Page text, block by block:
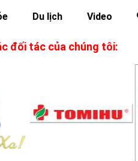
Du lịch Video
đối tác của chúng tôi: